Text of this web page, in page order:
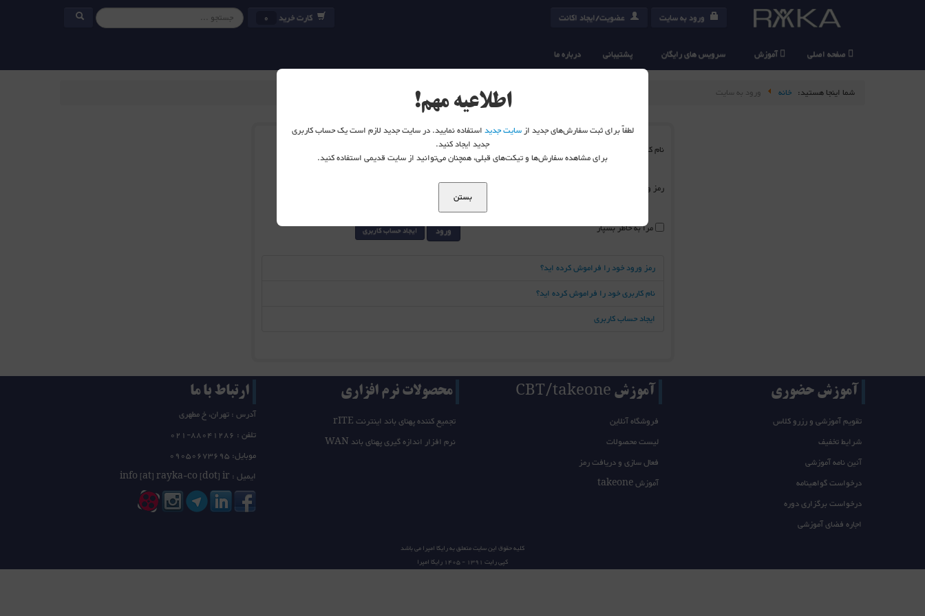
ورود به سایت عضویت/ایجاد اکانت کارت خرید 0
صفحه اصلی آموزش سرویس های رایگان پشتیبانی درباره ما
شما اینجا هستید: خانه ورود به سایت
نام کاربری
رمز ورود
مرا به خاطر بسپار ورود ایجاد حساب کاربری
رمز ورود خود را فراموش کرده اید؟
نام کاربری خود را فراموش کرده اید؟
ایجاد حساب کاربری
آموزش حضوری
تقویم آموزشی و رزرو کلاس
شرایط تخفیف
آئین نامه آموزشی
درخواست گواهینامه
درخواست برگزاری دوره
اجاره فضای آموزشی
آموزش CBT/takeone
فروشگاه آنلاین
لیست محصولات
فعال سازی و دریافت رمز
آموزش takeone
محصولات نرم افزاری
تجمیع کننده پهنای باند اینترنت rITE
نرم افزار اندازه گیری پهنای باند WAN
ارتباط با ما
آدرس : تهران، خ مطهری
تلفن : 21-88041286
0
موبایل: 09050673695
ایمیل : info [at] rayka-co [dot] ir
کلیه حقوق این سایت متعلق بهرایکا امپرامی باشد
کپی رایت 1391 - 1405
رایکا امپرا
اطلاعیه مهم!
لطفاً برای ثبت سفارش‌های جدید ازسایت جدیداستفاده نمایید. در سایت جدید لازم است یک حساب کاربری
جدید ایجاد کنید.
برای مشاهده سفارش‌ها و تیکت‌های قبلی، همچنان می‌توانید از سایت قدیمی استفاده کنید.
بستن